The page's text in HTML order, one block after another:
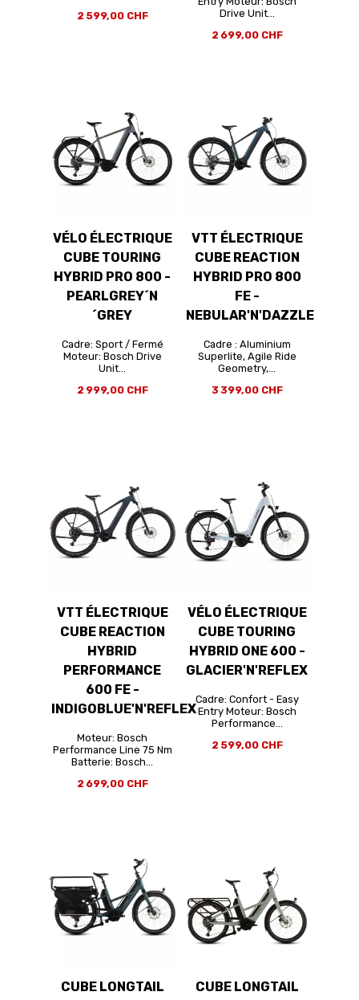
2 599,00 CHF
Drive Unit...
2 699,00 CHF
VÉLO ÉLECTRIQUE
CUBE TOURING
HYBRID PRO 800 -
PEARLGREY´N
´GREY
Cadre: Sport / Fermé
Moteur: Bosch Drive
Unit...
2 999,00 CHF
VTT ÉLECTRIQUE
CUBE REACTION
HYBRID PRO 800
FE -
NEBULAR'N'DAZZLE
Cadre : Aluminium
Superlite, Agile Ride
Geometry,...
3 399,00 CHF
VTT ÉLECTRIQUE
CUBE REACTION
HYBRID
PERFORMANCE
600 FE -
INDIGOBLUE'N'REFLEX
Moteur: Bosch
Performance Line 75 Nm
Batterie: Bosch...
2 699,00 CHF
VÉLO ÉLECTRIQUE
CUBE TOURING
HYBRID ONE 600 -
GLACIER'N'REFLEX
Cadre: Confort - Easy
Entry Moteur: Bosch
Performance...
2 599,00 CHF
CUBE LONGTAIL
CUBE LONGTAIL